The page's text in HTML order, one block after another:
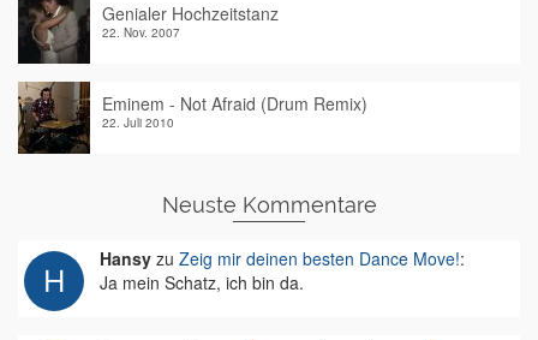
Genialer Hochzeitstanz
22. Nov. 2007
Eminem - Not Afraid (Drum Remix)
22. Juli 2010
Neuste Kommentare
Hansy zu Zeig mir deinen besten Dance Move!:
Ja mein Schatz, ich bin da.